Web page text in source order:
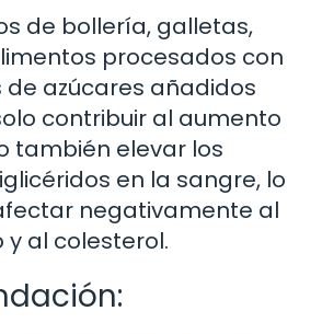
de bollería, galletas,
procesados con
de azúcares añadidos
contribuir al aumento
también elevar los
en la sangre, lo
negativamente al
y al colesterol.